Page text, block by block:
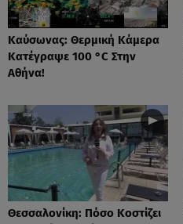
Καύσωνας: Θερμική Κάμερα
Κατέγραψε 100 °C Στην
Αθήνα!
Θεσσαλονίκη: Πόσο Κοστίζει